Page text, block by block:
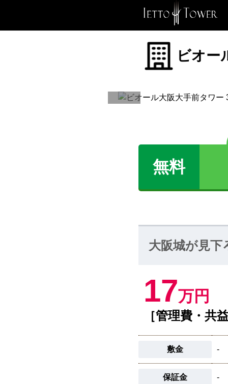
ビオー
無料
大阪城が見
17万円
［管理費・共
敷金 -
保証金 -